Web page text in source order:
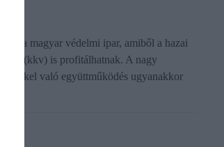
áll a magyar védelmi ipar, amiből a hazai
(kkv) is profitálhatnak. A nagy
való együttműködés ugyanakkor